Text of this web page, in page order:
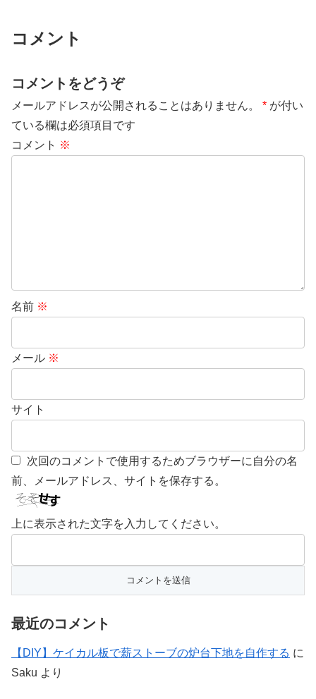
コメント
コメントをどうぞ
メールアドレスが公開されることはありません。 * が付い
ている欄は必須項目です
コメント ※
名前 ※
メール ※
サイト
次回のコメントで使用するためブラウザーに自分の名
前、メールアドレス、サイトを保存する。
上に表示された文字を入力してください。
最近のコメント
【DIY】ケイカル板で薪ストーブの炉台下地を自作する に
Saku より